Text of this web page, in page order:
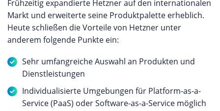
Frühzeitig expandierte Hetzner auf den internationalen
Markt und erweiterte seine Produktpalette erheblich.
Heute schließen die Vorteile von Hetzner unter
anderem folgende Punkte ein:
Sehr umfangreiche Auswahl an Produkten und
Dienstleistungen
Individualisierte Umgebungen für Platform-as-a-
Service (PaaS) oder Software-as-a-Service möglich